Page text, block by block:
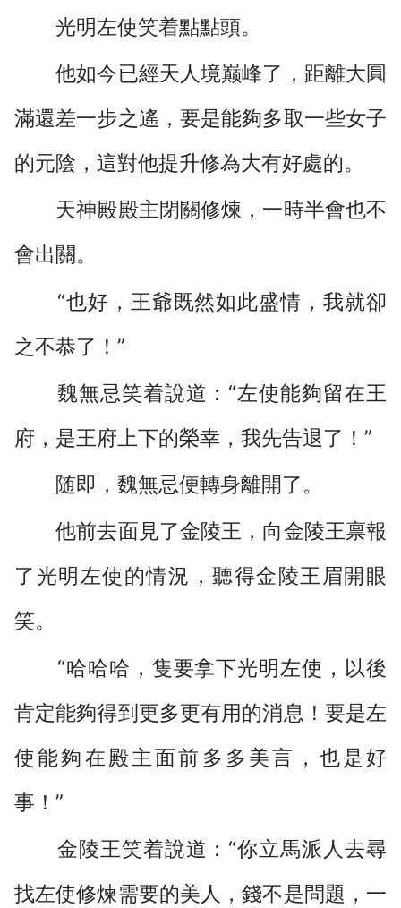
光明左使笑着點點頭。
他如今已經天人境巅峰了，距離大圓
滿還差一步之遙，要是能夠多取一些女子
的元陰，這對他提升修為大有好處的。
天神殿殿主閉關修煉，一時半會也不
會出關。
“也好，王爺既然如此盛情，我就卻
之不恭了！”
魏無忌笑着說道：“左使能夠留在王
府，是王府上下的榮幸，我先告退了！”
随即，魏無忌便轉身離開了。
他前去面見了金陵王，向金陵王禀報
了光明左使的情況，聽得金陵王眉開眼
笑。
“哈哈哈，隻要拿下光明左使，以後
肯定能夠得到更多更有用的消息！要是左
使能夠在殿主面前多多美言，也是好
事！”
金陵王笑着說道：“你立馬派人去尋
找左使修煉需要的美人，錢不是問題，一